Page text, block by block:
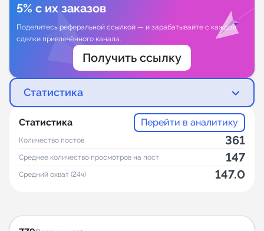
5% с их заказов
Поделитесь реферальной ссылкой — и зарабатывайте с каждой
сделки привлечённого канала.
Получить ссылку
Статистика
Статистика Перейти в аналитику
Количество постов 361
Среднее количество просмотров на пост 147
Средний охват (24ч) 147.0